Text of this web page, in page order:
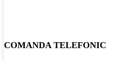
COMANDA TELEFONIC